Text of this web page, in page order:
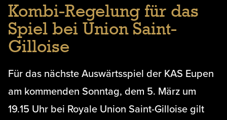
Kombi-Regelung für das
Spiel bei Union Saint-
Gilloise
Für das nächste Auswärtsspiel der KAS Eupen
am kommenden Sonntag, dem 5. März um
19.15 Uhr bei Royale Union Saint-Gilloise gilt